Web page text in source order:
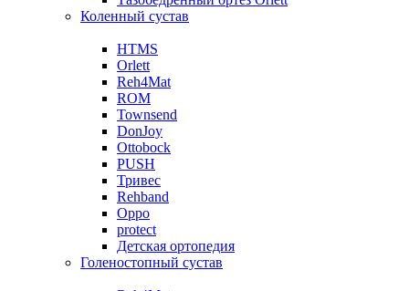
Коленный сустав
HTMS
Orlett
Reh4Mat
ROM
Townsend
DonJoy
Ottobock
PUSH
Тривес
Rehband
Oppo
protect
Детская ортопедия
Голеностопный сустав